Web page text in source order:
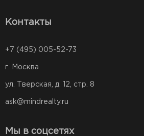
Контакты
+7 (495) 005-52-73
г. Москва
ул. Тверская, д. 12, стр. 8
ask@mindrealty.ru
Мы в соцсетях